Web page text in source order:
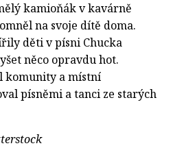
kamioňák v kavárně
na svoje dítě doma.
děti v písni Chucka
něco opravdu hot.
komunity a místní
písněmi a tanci ze starých